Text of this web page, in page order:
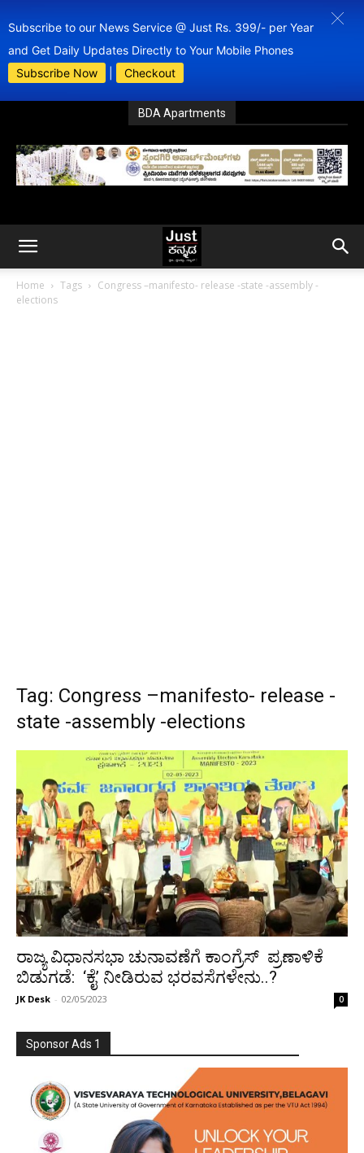
Subscribe to our News Service @ Just Rs. 399/- per Year
and Get Daily Updates Directly to Your Mobile Phones
Subscribe Now
Checkout
BDA Apartments
Home Tags
Congress –manifesto- release -state -assembly -
elections
Tag: Congress –manifesto- release -
state -assembly -elections
ರಾಜ್ಯ ವಿಧಾನಸಭಾ ಚುನಾವಣೆಗೆ ಕಾಂಗ್ರೆಸ್ ಪ್ರಣಾಳಿಕೆ
ಬಿಡುಗಡೆ: ‘ಕೈ’ ನೀಡಿರುವ ಭರವಸೆಗಳೇನು..?
JK Desk - 02/05/2023 0
Sponsor Ads 1